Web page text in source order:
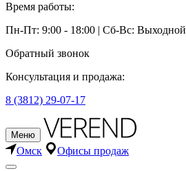
Время работы:
Пн-Пт: 9:00 - 18:00 | Сб-Вс: Выходной
Обратный звонок
Консультация и продажа:
8 (3812) 29-07-17
Меню
Омск Офисы продаж